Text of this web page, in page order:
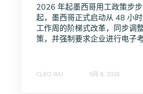
2026 年起墨西哥用工政策步
起，墨西哥正式启动从 48 小
工作周的阶梯式改革，同步调
策，并强制要求企业进行电子考
CLEO WU 5月 8, 2026